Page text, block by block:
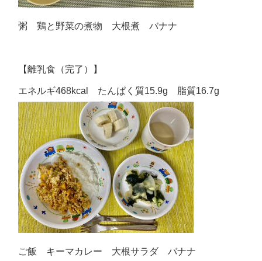
粥 鶏と野菜の煮物 大根煮 バナナ
【離乳食（完了）】
エネルギ468kcal たんぱく質15.9g 脂質16.7g
ご飯 キーマカレー 大根サラダ バナナ